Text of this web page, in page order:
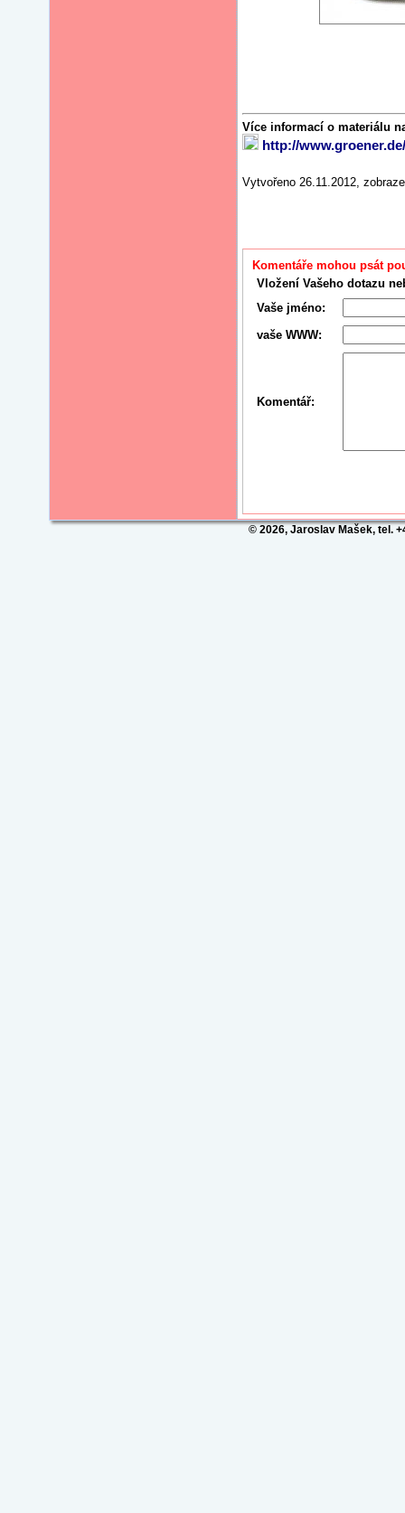
Více informací o materiálu
http://
Vytvořeno 26.11.2012,
Komentáře mohou psát
Vložení Vašeho dotazu
Vaše jméno:
vaše WWW:
Komentář:
© 2026, Jaroslav Mašek, tel.